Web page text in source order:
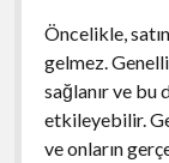
Öncelikle,
gelmez.
sağlanır ve
etkileyebilir.
ve onların